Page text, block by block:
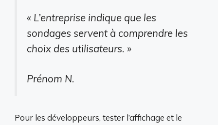
« L’entreprise indique que les
sondages servent à comprendre les
choix des utilisateurs. »
Prénom N.
Pour les développeurs, tester l’affichage et le